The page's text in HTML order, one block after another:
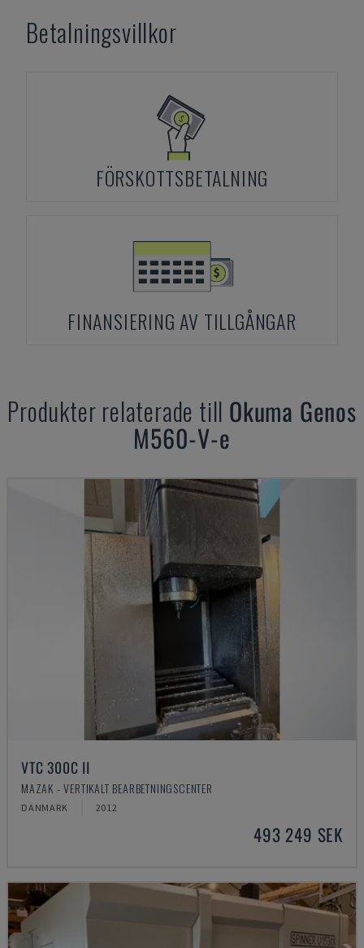
Betalningsvillkor
FÖRSKOTTSBETALNING
FINANSIERING AV TILLGÅNGAR
Produkter relaterade till Okuma Genos
M560-V-e
VTC 300C II
MAZAK - VERTIKALT BEARBETNINGSCENTER
DANMARK 2012
493 249 SEK